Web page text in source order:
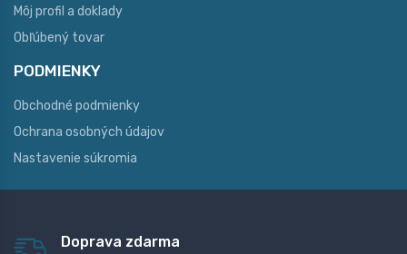
Môj profil a doklady
Obľúbený tovar
PODMIENKY
Obchodné podmienky
Ochrana osobných údajov
Nastavenie súkromia
Doprava zdarma